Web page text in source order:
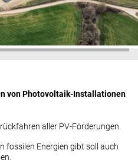
von Photovoltaik-Installationen
aller PV-Förderungen.
fossilen Energien gibt soll auch